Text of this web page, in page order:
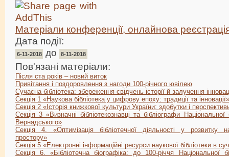
Матеріали конференції, онлайнова
Дата події:
6-11-2018 до 8-11-2018
Пов'язані матеріали:
Після ста років – новий виток
Привітання і поздоровлення з нагоди 100-річного ювілею
Сучасна бібліотека: збереження свідчень історії й залучення
Секція 1 «Наукова бібліотека у цифрову епоху: традиції та інновації»
Секція 2 «Історія книжкової культури України: здобутки і
Секція 3 «Визначні бібліотекознавці та бібліографи
Вернадського»
Секція 4. «Оптимізація бібліотечної діяльності у розвитку
простору»
Секція 5 «Електронні інформаційні ресурси наукової бібліотеки в
Секція 6. «Бібліотечна біографіка: до 100-річчя Національної